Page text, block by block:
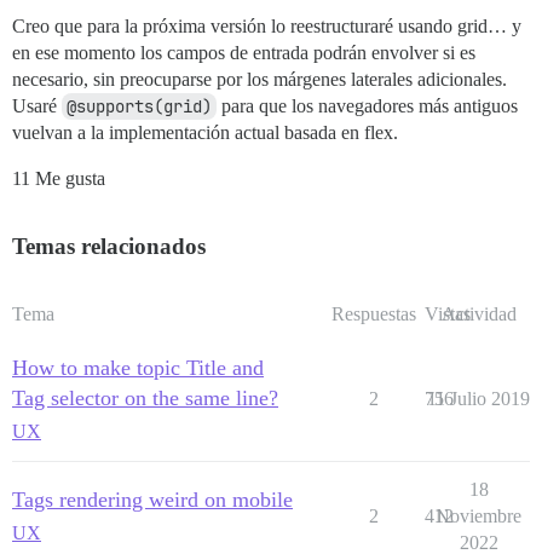
Creo que para la próxima versión lo reestructuraré usando grid… y
en ese momento los campos de entrada podrán envolver si es
necesario, sin preocuparse por los márgenes laterales adicionales.
Usaré @supports(grid) para que los navegadores más antiguos
vuelvan a la implementación actual basada en flex.
11 Me gusta
Temas relacionados
Tema Respuestas Vistas
Actividad
How to make topic Title and
Tag selector on the same line?
UX
2 756
11 Julio 2019
Tags rendering weird on mobile
UX
2 412
18
Noviembre
2022